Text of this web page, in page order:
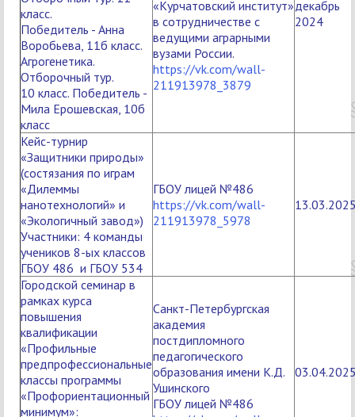
класс.
Победитель - Анна
Воробьева, 11б класс.
Агрогенетика.
Отборочный тур.
10 класс. Победитель -
Мила Ерошевская, 10б
класс
«Курчатовский институт»
в сотрудничестве с
ведущими аграрными
вузами России.
https://vk.com/wall-
211913978_3879
декабрь
2024
Кейс-турнир
«Защитники природы»
(состязания по играм
«Дилеммы
нанотехнологий» и
«Экологичный завод»)
Участники: 4 команды
учеников 8-ых классов
ГБОУ 486 и ГБОУ 534
ГБОУ лицей №486
https://vk.com/wall-
211913978_5978
Городской семинар в
рамках курса
повышения
квалификации
«Профильные
предпрофессиональные
классы программы
«Профориентационный
минимум»:
Санкт-Петербургская
академия
постдипломного
педагогического
образования имени К.Д.
Ушинского
ГБОУ лицей №486